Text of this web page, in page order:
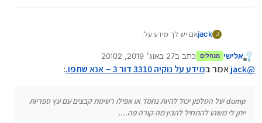
J
jackאם יש לך מידע על:
או אחרות
ובכלל כל מידע יתקבל בברכה.
מנותק
אלישי מנהלים כתב ב27 באוג׳ 2019, 20:02
נערך לאחרונה על ידי
@
jackאמר במידע על נוקיה 3310 דור 3－אנא שתפו. :
dump של הטלפון יכול להיות נחמד או אפילו רשימת קבצים עם עץ ספריות
ייתן לי משהו להתחיל להבין מה קורה פה....